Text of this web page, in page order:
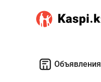
Объявления